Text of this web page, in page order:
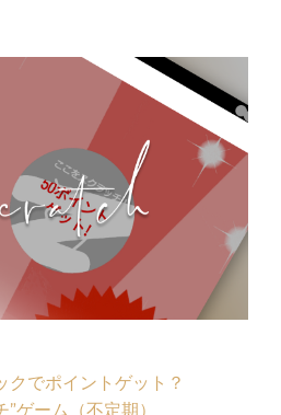
クでポイントゲット？
”ゲーム（不定期）